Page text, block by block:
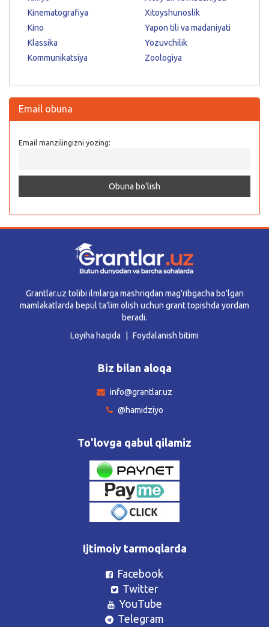
Kinematografiya
Kino
Klassika
Kommunikatsiya
Xitoyshunoslik
Yapon tili va madaniyati
Yozuvchilik
Zoologiya
Email obuna
Email manzilingizni yozing:
Grantlar.uz tolibi ilmlarga mashriqdan mag’ribgacha bo’lgan
mamlakatlarda bepul ta’lim olish uchun grant topishda yordam
beradi.
Loyiha haqida
Foydalanish bitimi
Biz bilan aloqa
info@grantlar.uz
@hamidziyo
To'lovga qabul qilamiz
Ijtimoiy tarmoqlarda
Facebook
Twitter
YouTube
Telegram